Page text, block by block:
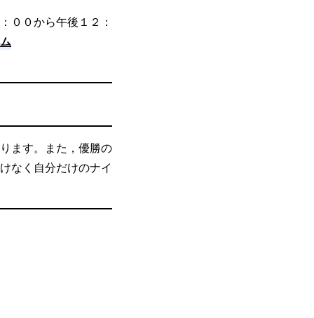
００から午後１２：
ます。また，優勝の
なく自分だけのナイ